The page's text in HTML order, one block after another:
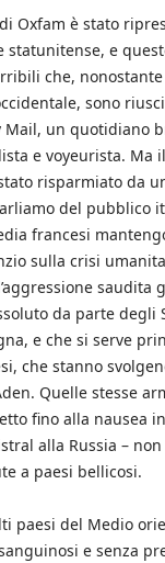
Oxfam è stato
statunitense, e
che, nonostante
sono
Mail, un quotidiano
e voyeurista. Ma
risparmiato da
del pubblico
francesi
sulla crisi
saudita
da parte degli
e che si serve
che stanno
Quelle stesse
fino alla nausea
alla Russia –
a paesi bellicosi.
paesi del Medio
e senza